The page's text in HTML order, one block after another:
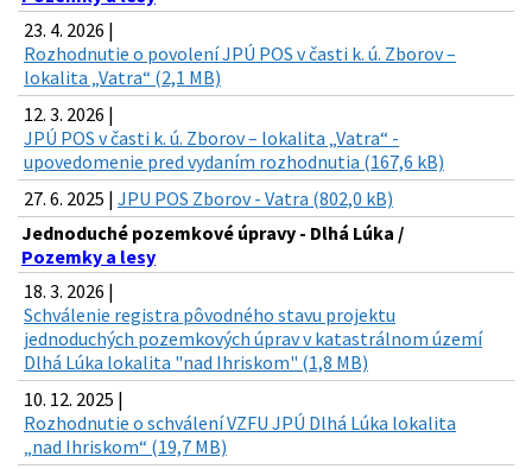
23. 4. 2026 |
Rozhodnutie o povolení JPÚ POS v časti k. ú. Zborov –
lokalita „Vatra“ (2,1 MB)
12. 3. 2026 |
JPÚ POS v časti k. ú. Zborov – lokalita „Vatra“ -
upovedomenie pred vydaním rozhodnutia (167,6 kB)
27. 6. 2025 | JPU POS Zborov - Vatra (802,0 kB)
Jednoduché pozemkové úpravy - Dlhá Lúka /
Pozemky a lesy
18. 3. 2026 |
Schválenie registra pôvodného stavu projektu
jednoduchých pozemkových úprav v katastrálnom území
Dlhá Lúka lokalita "nad Ihriskom" (1,8 MB)
10. 12. 2025 |
Rozhodnutie o schválení VZFU JPÚ Dlhá Lúka lokalita
„nad Ihriskom“ (19,7 MB)